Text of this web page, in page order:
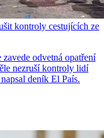
kontroly cestujících ze
odvetná opatření
nezruší kontroly lidí
deník El País.